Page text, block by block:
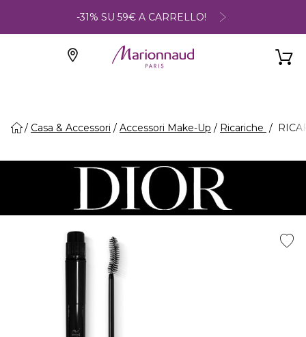
-31% SU 59€ A CARRELLO!
Casa & Accessori Accessori Make-Up Ricariche